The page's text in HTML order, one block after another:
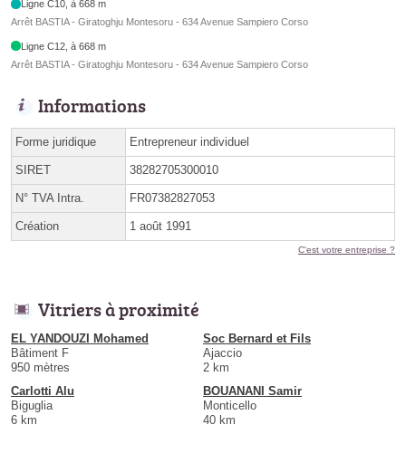
Ligne C10, à 668 m
Arrêt BASTIA - Giratoghju Montesoru - 634 Avenue Sampiero Corso
Ligne C12, à 668 m
Arrêt BASTIA - Giratoghju Montesoru - 634 Avenue Sampiero Corso
Informations
Forme juridique Entrepreneur individuel
SIRET 38282705300010
N° TVA Intra. FR07382827053
Création 1 août 1991
C'est votre entreprise ?
Vitriers à proximité
EL YANDOUZI Mohamed
Bâtiment F
950 mètres
Soc Bernard et Fils
Ajaccio
2 km
Carlotti Alu
Biguglia
6 km
BOUANANI Samir
Monticello
40 km